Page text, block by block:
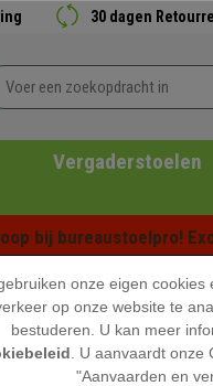
30 dagen
Vergaderstoelen
bij bureaustoelpro!
onze eigen cookies
op onze website te
bestuderen. U kan meer
. U aanvaardt
"Aanvaarden en